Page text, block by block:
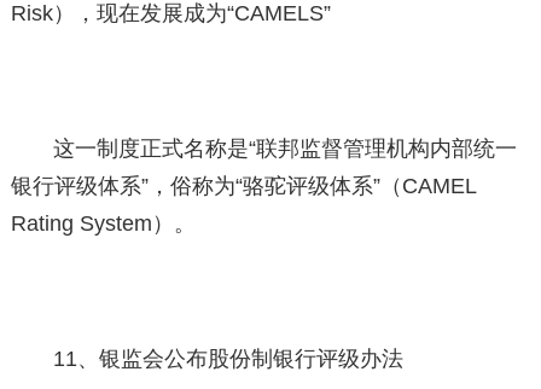
Risk），现在发展成为“CAMELS”
这一制度正式名称是“联邦监督管理机构内部统一
银行评级体系”，俗称为“骆驼评级体系”（CAMEL
Rating System）。
11、银监会公布股份制银行评级办法